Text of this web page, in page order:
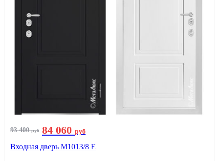
93 400руб 84 060 руб
Входная дверь М1013/8 E